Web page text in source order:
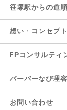
笹塚駅からの道順
想い・コンセプト
FPコンサルティ
バーバーなび理
お問い合わせ